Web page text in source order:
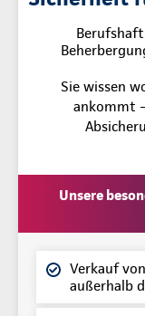
Sie wissen
ankommt
Unsere
Verkauf
außerhalb